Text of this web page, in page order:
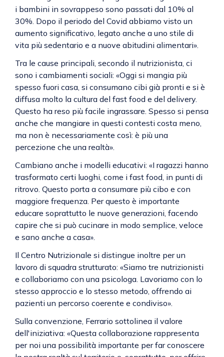
i bambini in sovrappeso sono passati dal 10% al
30%. Dopo il periodo del Covid abbiamo visto un
aumento significativo, legato anche a uno stile di
vita più sedentario e a nuove abitudini alimentari».
Tra le cause principali, secondo il nutrizionista, ci
sono i cambiamenti sociali: «Oggi si mangia più
spesso fuori casa, si consumano cibi già pronti e si è
diffusa molto la cultura del fast food e del delivery.
Questo ha reso più facile ingrassare. Spesso si pensa
anche che mangiare in questi contesti costa meno,
ma non è necessariamente così: è più una
percezione che una realtà».
Cambiano anche i modelli educativi: «I ragazzi hanno
trasformato certi luoghi, come i fast food, in punti di
ritrovo. Questo porta a consumare più cibo e con
maggiore frequenza. Per questo è importante
educare soprattutto le nuove generazioni, facendo
capire che si può cucinare in modo semplice, veloce
e sano anche a casa».
Il Centro Nutrizionale si distingue inoltre per un
lavoro di squadra strutturato: «Siamo tre nutrizionisti
e collaboriamo con una psicologa. Lavoriamo con lo
stesso approccio e lo stesso metodo, offrendo ai
pazienti un percorso coerente e condiviso».
Sulla convenzione, Ferrario sottolinea il valore
dell'iniziativa: «Questa collaborazione rappresenta
per noi una possibilità importante per far conoscere